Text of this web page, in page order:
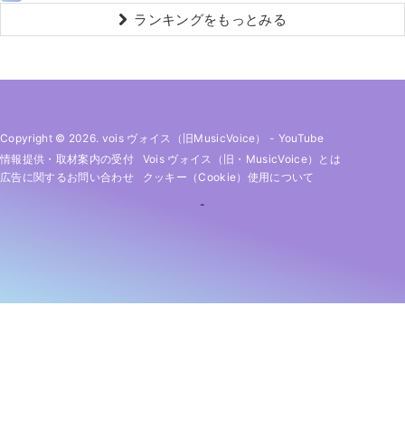
ランキングをもっとみる
Copyright © 2026. vois ヴォイス（旧MusicVoice） - YouTube
情報提供・取材案内の受付
Vois ヴォイス（旧・MusicVoice）とは
広告に関するお問い合わせ
クッキー（cookie）使用について
-